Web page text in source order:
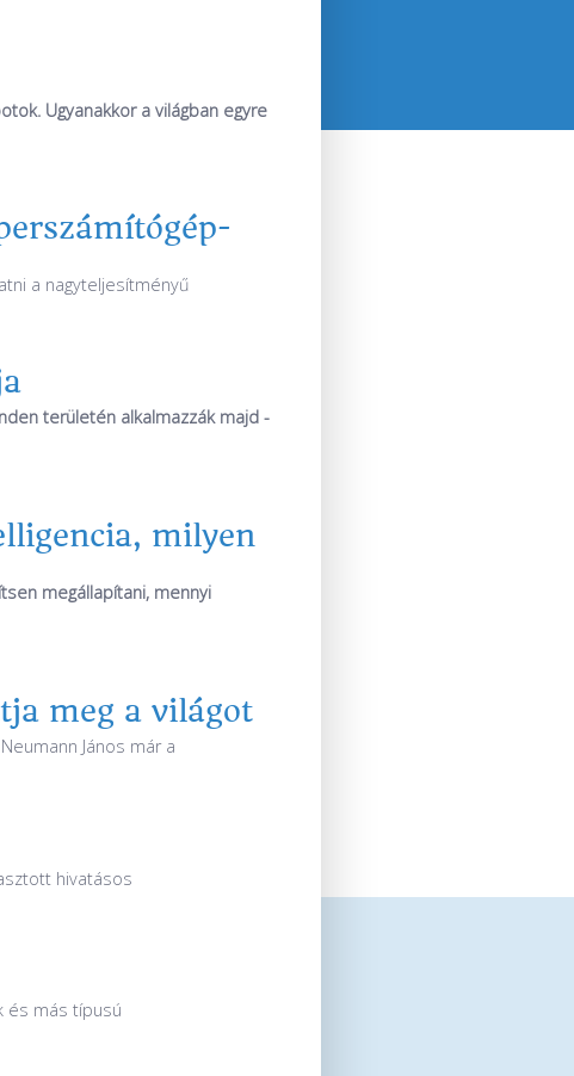
Ugyanakkor a világban egyre
a nagyteljesítményű
területén alkalmazzák majd -
milyen
megállapítani, mennyi
meg a világot
János már a
hivatásos
és más típusú